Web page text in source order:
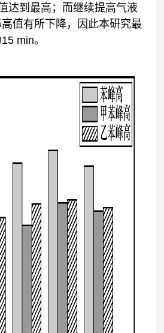
达到最高；而继续提高气液
值有所下降，因此本研究最
min。